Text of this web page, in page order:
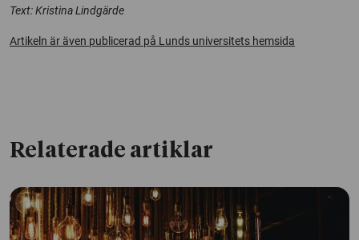
Text: Kristina Lindgärde
Artikeln är även publicerad på Lunds universitets hemsida
Relaterade artiklar